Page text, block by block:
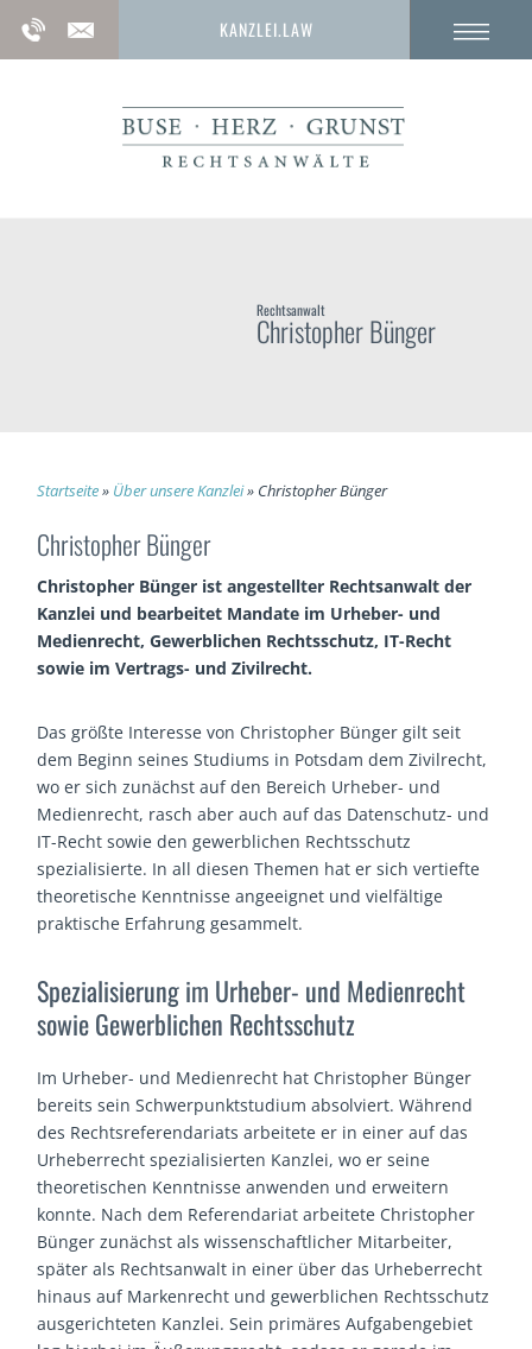
KANZLEI.LAW
Rechtsanwalt
Christopher Bünger
Startseite» Über unsere Kanzlei» Christopher Bünger
Christopher Bünger
Christopher Bünger ist angestellter Rechtsanwalt der
Kanzlei und bearbeitet Mandate im Urheber- und
Medienrecht, Gewerblichen Rechtsschutz, IT-Recht
sowie im Vertrags- und Zivilrecht.
Das größte Interesse von Christopher Bünger gilt seit
dem Beginn seines Studiums in Potsdam dem Zivilrecht,
wo er sich zunächst auf den Bereich Urheber- und
Medienrecht, rasch aber auch auf das Datenschutz- und
IT-Recht sowie den gewerblichen Rechtsschutz
spezialisierte. In all diesen Themen hat er sich vertiefte
theoretische Kenntnisse angeeignet und vielfältige
praktische Erfahrung gesammelt.
Spezialisierung im Urheber- und Medienrecht
sowie Gewerblichen Rechtsschutz
Im Urheber- und Medienrecht hat Christopher Bünger
bereits sein Schwerpunktstudium absolviert. Während
des Rechtsreferendariats arbeitete er in einer auf das
Urheberrecht spezialisierten Kanzlei, wo er seine
theoretischen Kenntnisse anwenden und erweitern
konnte. Nach dem Referendariat arbeitete Christopher
Bünger zunächst als wissenschaftlicher Mitarbeiter,
später als Rechtsanwalt in einer über das Urheberrecht
hinaus auf Markenrecht und gewerblichen Rechtsschutz
ausgerichteten Kanzlei. Sein primäres Aufgabengebiet